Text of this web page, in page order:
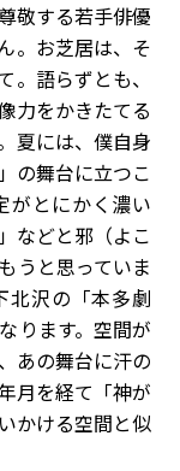
敬する若手俳優
。お芝居は、そ
。語らずとも、
力をかきたてる
夏には、僕自身
の舞台に立つこ
がとにかく濃い
などと邪（よこ
うと思っていま
北沢の「本多劇
ります。空間が
あの舞台に汗の
月を経て「神が
かける空間と似